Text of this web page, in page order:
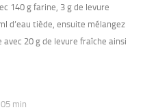
140 g farine, 3 g de levure
d’eau tiède, ensuite mélangez
20 g de levure fraîche ainsi
min